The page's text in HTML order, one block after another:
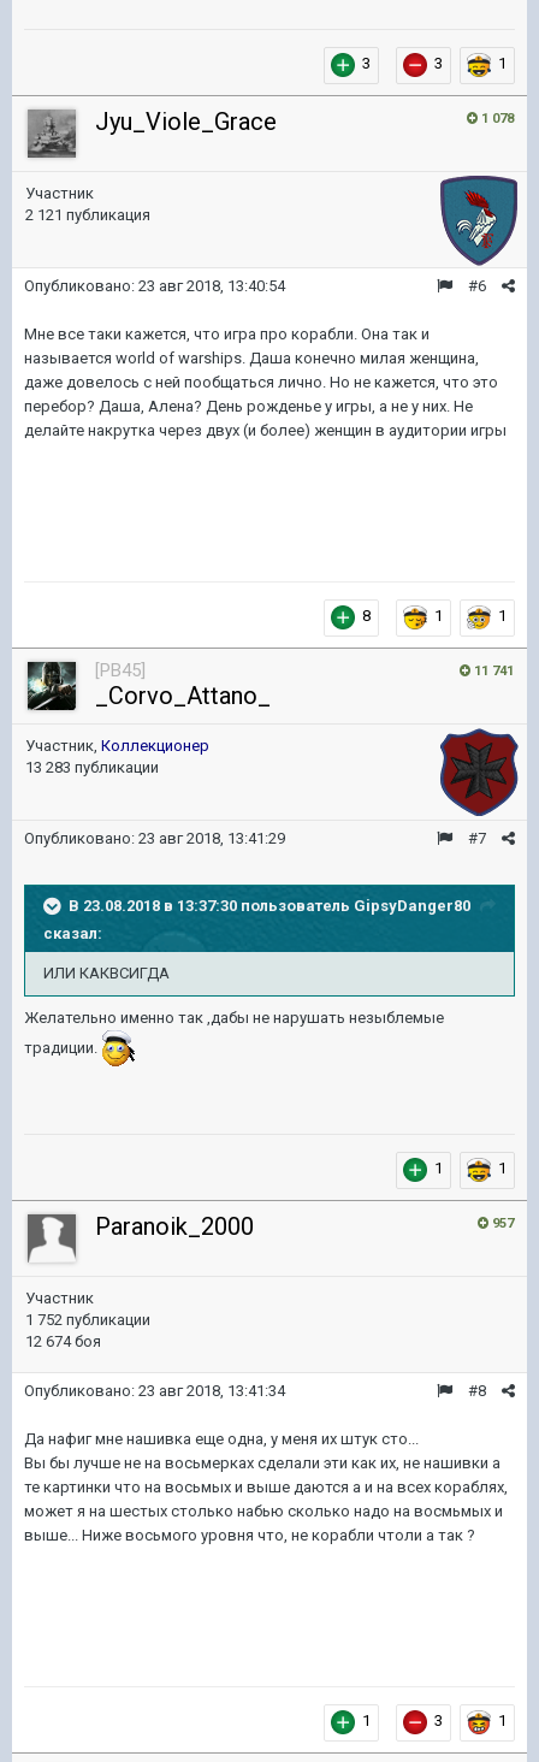
3 3 1
1 078
Jyu_Viole_Grace
Участник
2 121 публикация
#6
Опубликовано: 23 авг 2018, 13:40:54
Мне все таки кажется, что игра про корабли. Она так и
называется world of warships. Даша конечно милая женщина,
даже довелось с ней пообщаться лично. Но не кажется, что это
перебор? Даша, Алена? День рожденье у игры, а не у них. Не
делайте накрутка через двух (и более) женщин в аудитории игры
8 1 1
11 741
[PB45]
_Corvo_Attano_
Участник, Коллекционер
13 283 публикации
#7
Опубликовано: 23 авг 2018, 13:41:29
В 23.08.2018 в 13:37:30 пользователь GipsyDanger80
сказал:
ИЛИ КАКВСИГДА
Желательно именно так ,дабы не нарушать незыблемые
традиции.
1 1
957
Paranoik_2000
Участник
1 752 публикации
12 674 боя
#8
Опубликовано: 23 авг 2018, 13:41:34
Да нафиг мне нашивка еще одна, у меня их штук сто...
Вы бы лучше не на восьмерках сделали эти как их, не нашивки а
те картинки что на восьмых и выше даются а и на всех кораблях,
может я на шестых столько набью сколько надо на восмьмых и
выше... Ниже восьмого уровня что, не корабли чтоли а так ?
1 3 1